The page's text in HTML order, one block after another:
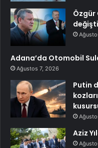
Özgür
Adana’da Otomobil
Ağustos 7, 2026
Putin
Aziz